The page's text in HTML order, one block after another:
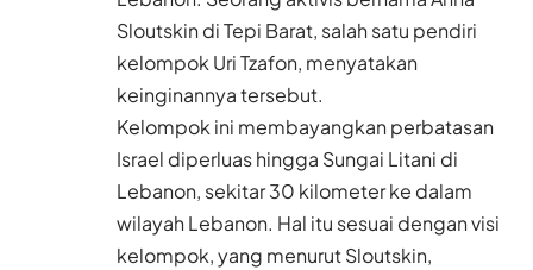
Sloutskin di Tepi Barat, salah satu pendiri
kelompok Uri Tzafon, menyatakan
keinginannya tersebut.
Kelompok ini membayangkan perbatasan
Israel diperluas hingga Sungai Litani di
Lebanon, sekitar 30 kilometer ke dalam
wilayah Lebanon. Hal itu sesuai dengan visi
kelompok, yang menurut Sloutskin,